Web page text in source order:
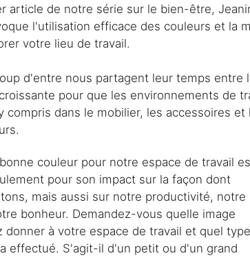
article de notre série sur le bien-être,
l'utilisation efficace des couleurs et la
votre lieu de travail.
d'entre nous partagent leur temps entre
pour que les environnements de
compris dans le mobilier, les accessoires
couleur pour notre espace de travail
pour son impact sur la façon dont
mais aussi sur notre productivité, notre
bonheur. Demandez-vous quelle image
donner à votre espace de travail et quel type
effectué. S'agit-il d'un petit ou d'un grand